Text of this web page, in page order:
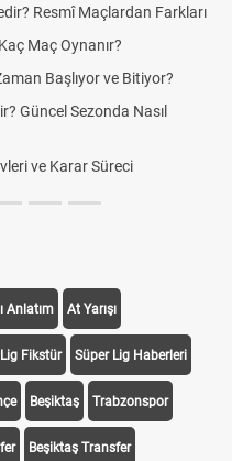
Resmî Maçlardan Farkları
Maç Oynanır?
Başlıyor ve Bitiyor?
Güncel Sezonda Nasıl
ve Karar Süreci
Anlatım At Yarışı
Fikstür Süper Lig Haberleri
Beşiktaş Trabzonspor
Beşiktaş Transfer